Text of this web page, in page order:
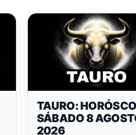
TAURO:
SÁBADO 8
2026